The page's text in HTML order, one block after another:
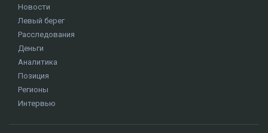
Новости
Левый берег
Расследования
Деньги
Аналитика
Позиция
Регионы
Интервью